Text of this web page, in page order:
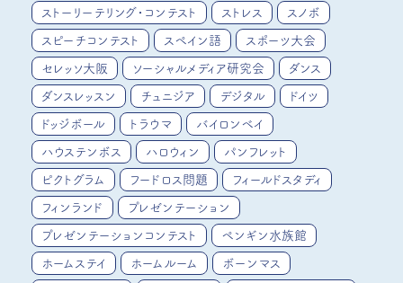
ストーリーテリング・コンテスト ストレス スノボ
スピーチコンテスト スペイン語 スポーツ大会
セレッソ大阪 ソーシャルメディア研究会 ダンス
ダンスレッスン チュニジア デジタル ドイツ
ドッジボール トラウマ バイロンベイ
ハウステンボス ハロウィン パンフレット
ピクトグラム フードロス問題 フィールドスタディ
フィンランド プレゼンテーション
プレゼンテーションコンテスト ペンギン水族館
ホームステイ ホームルーム ボーンマス